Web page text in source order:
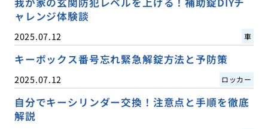
ャレンジ体験談
2025.07.12 車
キーボックス番号忘れ緊急解錠方法と予防策
2025.07.12 ロッカー
自分でキーシリンダー交換！注意点と手順を徹底
解説